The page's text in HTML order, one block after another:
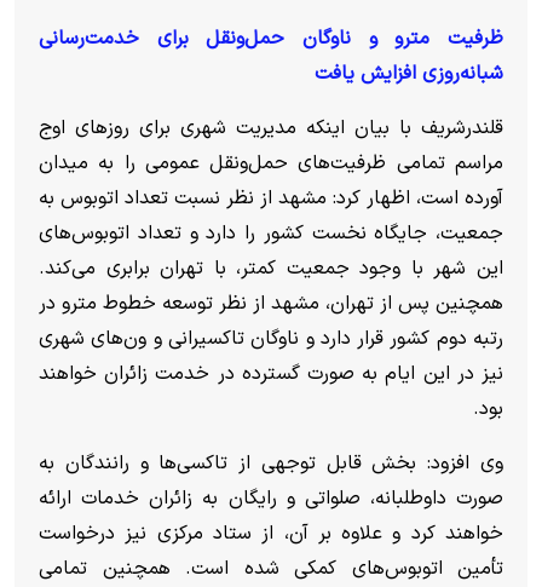
ظرفیت مترو و ناوگان حمل‌ونقل برای خدمت‌رسانی
شبانه‌روزی افزایش یافت
قلندرشریف با بیان اینکه مدیریت شهری برای روز‌های اوج
مراسم تمامی ظرفیت‌های حمل‌ونقل عمومی را به میدان
آورده است، اظهار کرد: مشهد از نظر نسبت تعداد اتوبوس به
جمعیت، جایگاه نخست کشور را دارد و تعداد اتوبوس‌های
این شهر با وجود جمعیت کمتر، با تهران برابری می‌کند.
همچنین پس از تهران، مشهد از نظر توسعه خطوط مترو در
رتبه دوم کشور قرار دارد و ناوگان تاکسیرانی و ون‌های شهری
نیز در این ایام به صورت گسترده در خدمت زائران خواهند
بود.
وی افزود: بخش قابل توجهی از تاکسی‌ها و رانندگان به
صورت داوطلبانه، صلواتی و رایگان به زائران خدمات ارائه
خواهند کرد و علاوه بر آن، از ستاد مرکزی نیز درخواست
تأمین اتوبوس‌های کمکی شده است. همچنین تمامی